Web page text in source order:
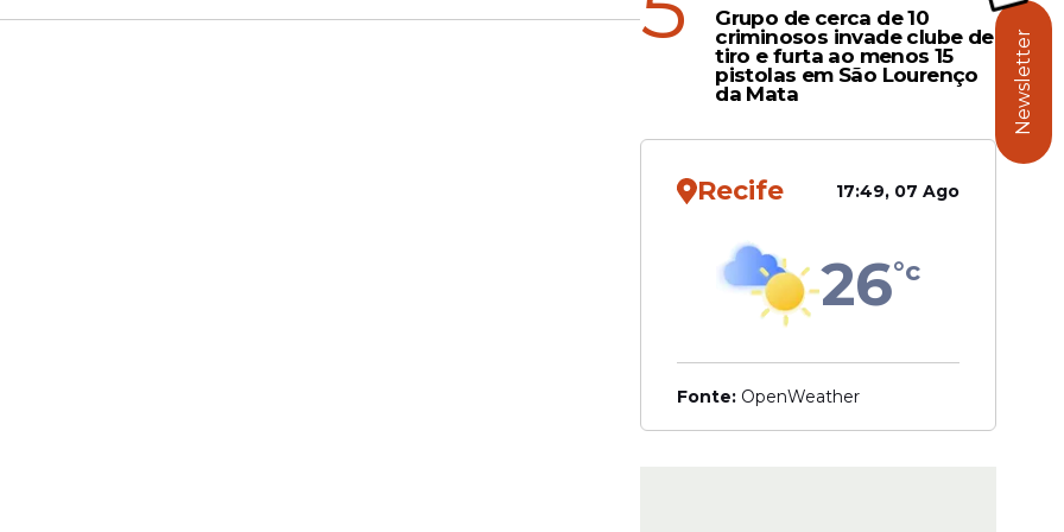
vez, a Palestina estará representada no Miss Universo.
intensos, no final de 2023, a Faixa de Gaza sofre com
incluindo crianças. Na Cisjordânia, desemprego
Grupo de cerca de 10
criminosos invade clube de
tiro e furta ao menos 15
pistolas em São Lourenço
da Mata
Recife 17:49, 07 Ago
26°c
Fonte: OpenWeather
Newsletter